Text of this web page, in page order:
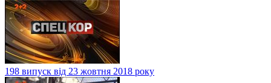
198 випуск від 23 жовтня 2018 року